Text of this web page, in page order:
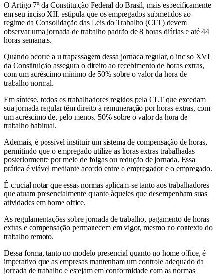
O Artigo 7º da Constituição Federal do Brasil, mais especificamente
em seu inciso XII, estipula que os empregados submetidos ao
regime da Consolidação das Leis do Trabalho (CLT) devem
observar uma jornada de trabalho padrão de 8 horas diárias e até 44
horas semanais.
Quando ocorre a ultrapassagem dessa jornada regular, o inciso XVI
da Constituição assegura o direito ao recebimento de horas extras,
com um acréscimo mínimo de 50% sobre o valor da hora de
trabalho normal.
Em síntese, todos os trabalhadores regidos pela CLT que excedam
sua jornada regular têm direito à remuneração por horas extras, com
um acréscimo de, pelo menos, 50% sobre o valor da hora de
trabalho habitual.
Ademais, é possível instituir um sistema de compensação de horas,
permitindo que o empregado utilize as horas extras trabalhadas
posteriormente por meio de folgas ou redução de jornada. Essa
prática é viável mediante acordo entre o empregador e o empregado.
É crucial notar que essas normas aplicam-se tanto aos trabalhadores
que atuam presencialmente quanto àqueles que desempenham suas
atividades em home office.
As regulamentações sobre jornada de trabalho, pagamento de horas
extras e compensação permanecem em vigor, mesmo no contexto do
trabalho remoto.
Dessa forma, tanto no modelo presencial quanto no home office, é
imperativo que as empresas mantenham um controle adequado da
jornada de trabalho e estejam em conformidade com as normas